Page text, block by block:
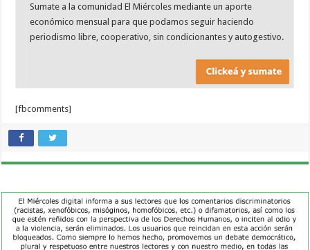
Sumate a la comunidad El Miércoles mediante un aporte
económico mensual para que podamos seguir haciendo
periodismo libre, cooperativo, sin condicionantes y autogestivo.
[fbcomments]